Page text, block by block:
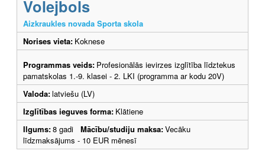
Volejbols
Aizkraukles novada Sporta skola
Norises vieta: Koknese
Programmas veids: Profesionālās ievirzes izglītība līdztekus
pamatskolas 1.-9. klasei - 2. LKI (programma ar kodu 20V)
Valoda:latviešu (LV)
Izglītības ieguves forma: Klātiene
Ilgums:8 gadi Mācību/studiju maksa:Vecāku
līdzmaksājums - 10 EUR mēnesī